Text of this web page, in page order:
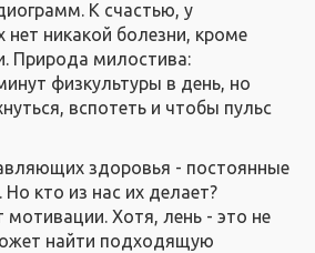
К счастью, у
нет никакой болезни, кроме
Природа милостива:
физкультуры в день, но
вспотеть и чтобы пульс
здоровья - постоянные
кто из нас их делает?
мотивации. Хотя, лень - это не
найти подходящую